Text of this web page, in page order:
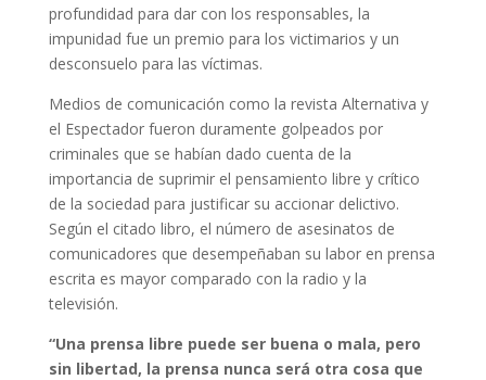
profundidad para dar con los responsables, la
impunidad fue un premio para los victimarios y un
desconsuelo para las víctimas.
Medios de comunicación como la revista Alternativa y
el Espectador fueron duramente golpeados por
criminales que se habían dado cuenta de la
importancia de suprimir el pensamiento libre y crítico
de la sociedad para justificar su accionar delictivo.
Según el citado libro, el número de asesinatos de
comunicadores que desempeñaban su labor en prensa
escrita es mayor comparado con la radio y la
televisión.
“Una prensa libre puede ser buena o mala, pero
sin libertad, la prensa nunca será otra cosa que